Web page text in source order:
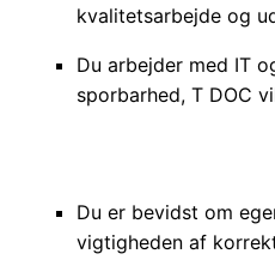
kvalitetsarbejde og
Du arbejder med IT
sporbarhed, T DOC
Du er bevidst om
vigtigheden af